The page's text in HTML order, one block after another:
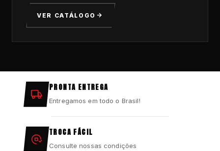
VER CATÁLOGO
PRONTA ENTREGA
Entregamos em todo o Brasil!
TROCA FÁCIL
Consulte nossas condições